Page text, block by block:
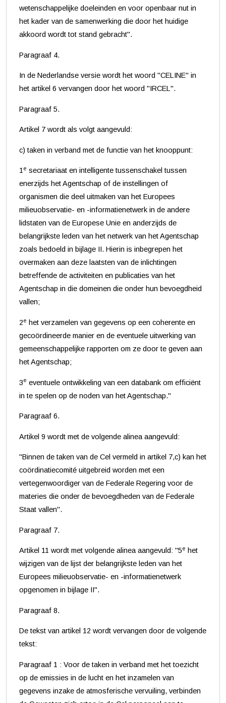
wetenschappelijke doeleinden en voor openbaar nut in
het kader van de samenwerking die door het huidige
akkoord wordt tot stand gebracht".
Paragraaf 4.
In de Nederlandse versie wordt het woord "CELINE" in
het artikel 6 vervangen door het woord "IRCEL".
Paragraaf 5.
Artikel 7 wordt als volgt aangevuld:
c) taken in verband met de functie van het knooppunt:
1e secretariaat en intelligente tussenschakel tussen
enerzijds het Agentschap of de instellingen of
organismen die deel uitmaken van het Europees
milieuobservatie- en -informatienetwerk in de andere
lidstaten van de Europese Unie en anderzijds de
belangrijkste leden van het netwerk van het Agentschap
zoals bedoeld in bijlage II. Hierin is inbegrepen het
overmaken aan deze laatsten van de inlichtingen
betreffende de activiteiten en publicaties van het
Agentschap in die domeinen die onder hun bevoegdheid
vallen;
2e het verzamelen van gegevens op een coherente en
gecoördineerde manier en de eventuele uitwerking van
gemeenschappelijke rapporten om ze door te geven aan
het Agentschap;
3e eventuele ontwikkeling van een databank om efficiënt
in te spelen op de noden van het Agentschap."
Paragraaf 6.
Artikel 9 wordt met de volgende alinea aangevuld:
"Binnen de taken van de Cel vermeld in artikel 7,c) kan het
coördinatiecomité uitgebreid worden met een
vertegenwoordiger van de Federale Regering voor de
materies die onder de bevoegdheden van de Federale
Staat vallen".
Paragraaf 7.
Artikel 11 wordt met volgende alinea aangevuld: "5e het
wijzigen van de lijst der belangrijkste leden van het
Europees milieuobservatie- en -informatienetwerk
opgenomen in bijlage II".
Paragraaf 8.
De tekst van artikel 12 wordt vervangen door de volgende
tekst:
Paragraaf 1 : Voor de taken in verband met het toezicht
op de emissies in de lucht en het inzamelen van
gegevens inzake de atmosferische vervuiling, verbinden